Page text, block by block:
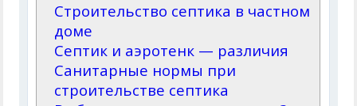
Строительство септика в частном
доме
Септик и аэротенк — различия
Санитарные нормы при
строительстве септика